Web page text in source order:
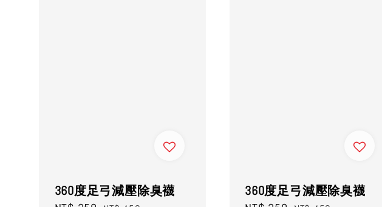
360度足弓減壓除臭襪
360度足弓減壓除臭襪